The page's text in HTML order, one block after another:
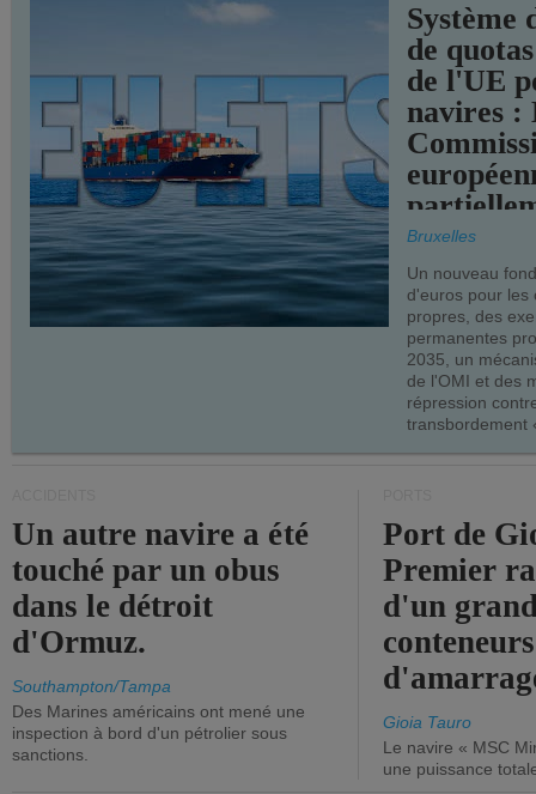
Système
de
de l'UE
navires :
Bruxelles
Un nouveau
d'euros pour les
propres, des
permanentes
2035, un
de l'OMI et des
répression
transbordement
Un autre navire a été
touché par un obus
dans le détroit
d'Ormuz.
Southampton/Tampa
Des Marines américains ont mené une
inspection à bord d'un pétrolier sous
sanctions.
Port de
Premier
d'un
Gioia Tauro
Le navire « MSC
une puissance